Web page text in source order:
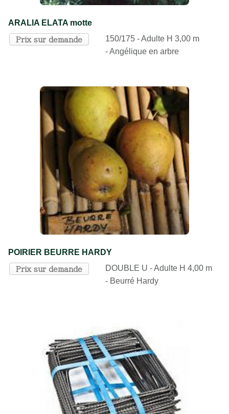
ARALIA ELATA motte
Prix sur demande
150/175 - Adulte H 3,00 m
- Angélique en arbre
POIRIER BEURRE HARDY
Prix sur demande
DOUBLE U - Adulte H 4,00 m
- Beurré Hardy